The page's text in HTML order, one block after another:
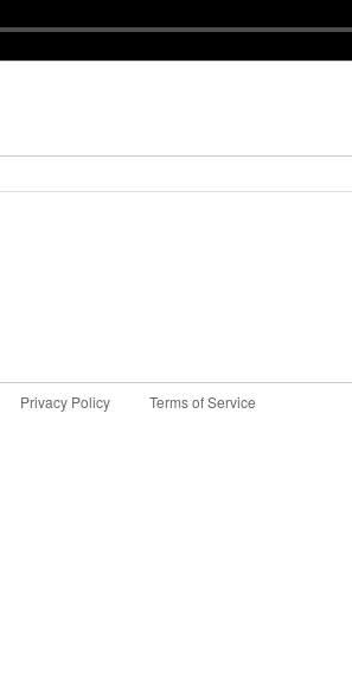
Privacy Policy Terms of Service